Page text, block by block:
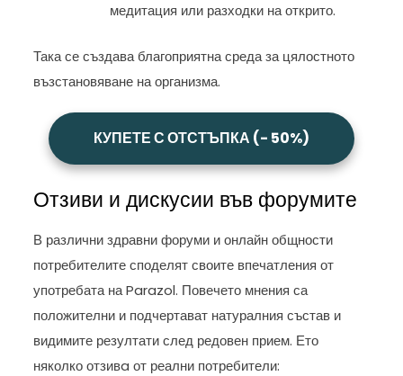
медитация или разходки на открито.
Така се създава благоприятна среда за цялостното
възстановяване на организма.
КУПЕТЕ С ОТСТЪПКА (- 50%)
Отзиви и дискусии във форумите
В различни здравни форуми и онлайн общности
потребителите споделят своите впечатления от
употребата на Parazol. Повечето мнения са
положителни и подчертават натуралния състав и
видимите резултати след редовен прием. Ето
няколко отзивa от реални потребители: